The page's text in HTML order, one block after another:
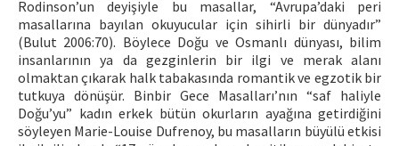
Rodinson’un deyişiyle bu masallar, “Avrupa’daki peri
masallarına bayılan okuyucular için sihirli bir dünyadır”
(Bulut 2006:70). Böylece Doğu ve Osmanlı dünyası, bilim
insanlarının ya da gezginlerin bir ilgi ve merak alanı
olmaktan çıkarak halk tabakasında romantik ve egzotik bir
tutkuya dönüşür. Binbir Gece Masalları’nın “saf haliyle
Doğu’yu” kadın erkek bütün okurların ayağına getirdiğini
söyleyen Marie-Louise Dufrenoy, bu masalların büyülü etkisi